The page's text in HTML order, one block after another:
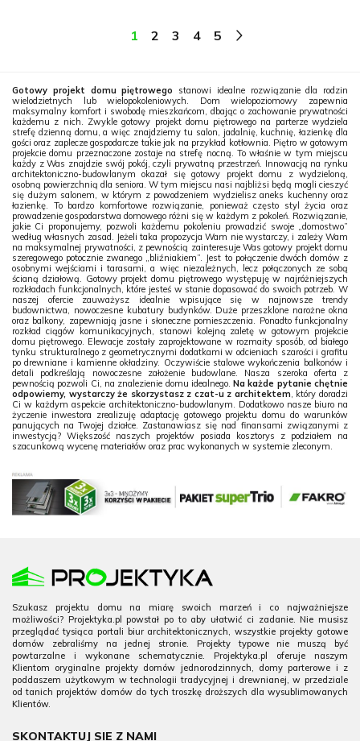
1 2 3 4 5
Gotowy projekt domu piętrowego stanowi idealne rozwiązanie dla rodzin
wielodzietnych lub wielopokoleniowych. Dom wielopoziomowy zapewnia
maksymalny komfort i swobodę mieszkańcom, dbając o zachowanie prywatności
każdemu z nich. Zwykle gotowy projekt domu piętrowego na parterze wydziela
strefę dzienną domu, a więc znajdziemy tu salon, jadalnię, kuchnię, łazienkę dla
gości oraz zaplecze gospodarcze takie jak na przykład kotłownia. Piętro w gotowym
projekcie domu przeznaczone zostaje na strefę nocną. To właśnie w tym miejscu
każdy z Was znajdzie swój pokój, czyli prywatną przestrzeń. Innowacją na rynku
architektoniczno-budowlanym okazał się gotowy projekt domu z wydzieloną,
osobną powierzchnią dla seniora. W tym miejscu nasi najbliżsi będą mogli cieszyć
się dużym salonem, w którym z powodzeniem wydzielisz aneks kuchenny oraz
łazienkę. To bardzo komfortowe rozwiązanie, ponieważ często styl życia oraz
prowadzenie gospodarstwa domowego różni się w każdym z pokoleń. Rozwiązanie,
jakie Ci proponujemy, pozwoli każdemu pokoleniu prowadzić swoje „domostwo”
według własnych zasad. Jeżeli taka propozycja Wam nie wystarczy, i zależy Wam
na maksymalnej prywatności, z pewnością zainteresuje Was gotowy projekt domu
szeregowego potocznie zwanego „bliźniakiem”. Jest to połączenie dwóch domów z
osobnymi wejściami i tarasami, a więc niezależnych, lecz połączonych ze sobą
ścianą działową. Gotowy projekt domu piętrowego występuję w najróżniejszych
rozkładach funkcjonalnych, które jesteś w stanie dopasować do swoich potrzeb. W
naszej ofercie zauważysz idealnie wpisujące się w najnowsze trendy
budownictwa, nowoczesne kubatury budynków. Duże przeszklone narożne okna
oraz balkony, zapewniają jasne i słoneczne pomieszczenia. Ponadto funkcjonalny
rozkład ciągów komunikacyjnych, stanowi kolejną zaletę w gotowym projekcie
domu piętrowego. Elewacje zostały zaprojektowane w rozmaity sposób, od białego
tynku strukturalnego z geometrycznymi dodatkami w odcieniach szarości i grafitu
po drewniane i kamienne okładziny. Oczywiście stalowe wykończenia balkonów i
detali podkreślają nowoczesne założenie budowlane. Nasza szeroka oferta z
pewnością pozwoli Ci, na znalezienie domu idealnego.Na każde pytanie chętnie
odpowiemy, wystarczy że skorzystasz z czat-u z architektem , który doradzi
Ci w każdym aspekcie architektoniczno-budowlanym. Dodatkowo nasze biuro na
życzenie inwestora zrealizuję adaptację gotowego projektu domu do warunków
panujących na Twojej działce. Zastanawiasz się nad finansami związanymi z
inwestycją? Większość naszych projektów posiada kosztorys z podziałem na
szacunkową wycenę materiałów oraz prac wykonanych w systemie zleconym.
Szukasz projektu domu na miarę swoich marzeń i co najważniejsze
możliwości? Projektyka.pl powstał po to aby ułatwić ci zadanie. Nie musisz
przeglądać tysiąca portali biur architektonicznych, wszystkie projekty gotowe
domów zebraliśmy na jednej stronie. Projekty typowe nie muszą być
powtarzalne i wykonane schematycznie. Projektyka.pl oferuje naszym
Klientom oryginalne projekty domów jednorodzinnych, domy parterowe i z
poddaszem użytkowym w technologii tradycyjnej i drewnianej, w przedziale
od tanich projektów domów do tych troszkę droższych dla wysublimowanych
Klientów.
SKONTAKTUJ SIE Z NAMI